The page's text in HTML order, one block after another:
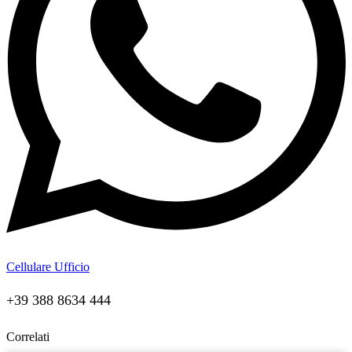
Cellulare Ufficio
+39 388 8634 444
Correlati